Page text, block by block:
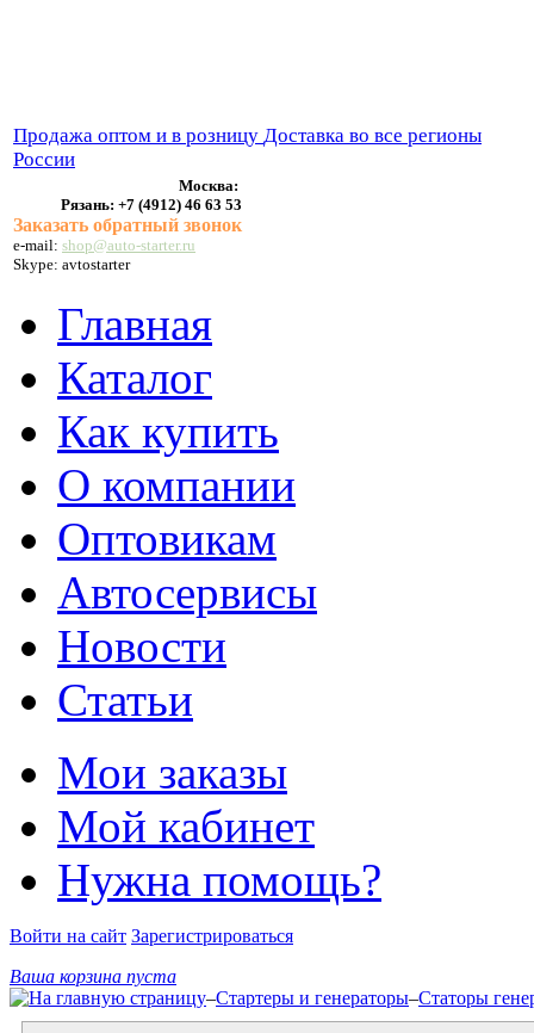
Продажа оптом и в розницу Доставка во все регионы
России
Москва:
Рязань: +7 (4912) 46 63 53
Заказать обратный звонок
e-mail: shop@auto-starter.ru
Skype: avtostarter
Главная
Каталог
Как купить
О компании
Оптовикам
Автосервисы
Новости
Статьи
Мои заказы
Мой кабинет
Нужна помощь?
Войти на сайт Зарегистрироваться
Ваша корзина пуста
–Стартеры и генераторы–Статоры